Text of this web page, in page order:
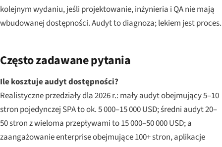
kolejnym wydaniu, jeśli projektowanie, inżynieria i QA nie mają
wbudowanej dostępności. Audyt to diagnoza; lekiem jest proces.
Często zadawane pytania
Ile kosztuje audyt dostępności?
Realistyczne przedziały dla 2026 r.: mały audyt obejmujący 5–10
stron pojedynczej SPA to ok. 5 000–15 000 USD; średni audyt 20–
50 stron z wieloma przepływami to 15 000–50 000 USD; a
zaangażowanie enterprise obejmujące 100+ stron, aplikacje